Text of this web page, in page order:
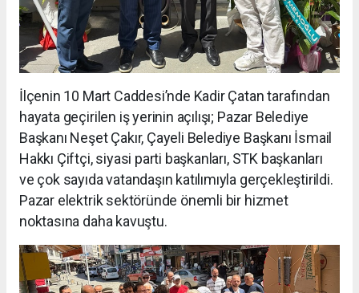
İlçenin 10 Mart Caddesi’nde Kadir Çatan tarafından
hayata geçirilen iş yerinin açılışı; Pazar Belediye
Başkanı Neşet Çakır, Çayeli Belediye Başkanı İsmail
Hakkı Çiftçi, siyasi parti başkanları, STK başkanları
ve çok sayıda vatandaşın katılımıyla gerçekleştirildi.
Pazar elektrik sektöründe önemli bir hizmet
noktasına daha kavuştu.